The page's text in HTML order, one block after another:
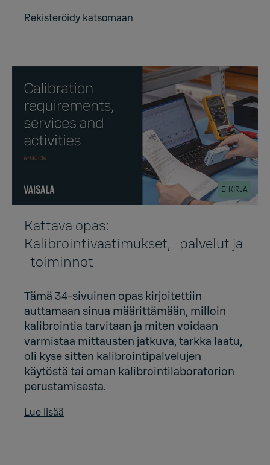
Rekisteröidy katsomaan
E-KIRJA
Kattava opas:
Kalibrointivaatimukset, ‑palvelut ja
‑toiminnot
Tämä 34-sivuinen opas kirjoitettiin
auttamaan sinua määrittämään, milloin
kalibrointia tarvitaan ja miten voidaan
varmistaa mittausten jatkuva, tarkka laatu,
oli kyse sitten kalibrointipalvelujen
käytöstä tai oman kalibrointilaboratorion
perustamisesta.
Lue lisää